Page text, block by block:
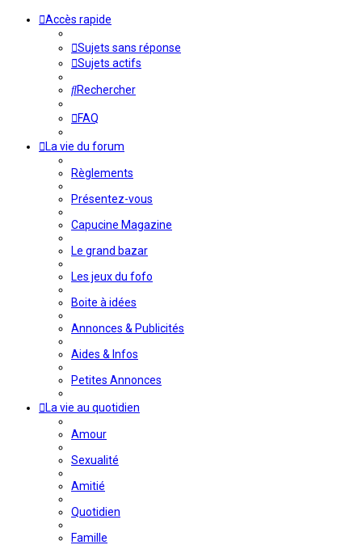
Accès rapide
Sujets sans réponse
Sujets actifs
Rechercher
FAQ
La vie du forum
Règlements
Présentez-vous
Capucine Magazine
Le grand bazar
Les jeux du fofo
Boite à idées
Annonces & Publicités
Aides & Infos
Petites Annonces
La vie au quotidien
Amour
Sexualité
Amitié
Quotidien
Famille